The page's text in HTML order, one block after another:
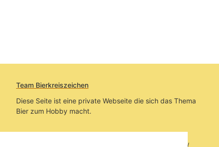
Team Bierkreiszeichen
Diese Seite ist eine private Webseite die sich das Thema
Bier zum Hobby macht.
Sie befinden sich auf https://www.bierkreiszeichen.at/